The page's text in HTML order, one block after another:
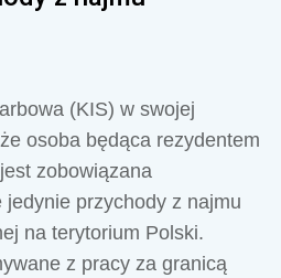
(KIS) w swojej
osoba będąca rezydentem
zobowiązana
przychody z najmu
na terytorium Polski.
z pracy za granicą